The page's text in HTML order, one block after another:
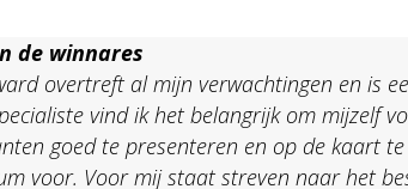
de winnares
overtreft al mijn verwachtingen en is
vind ik het belangrijk om mijzelf
goed te presenteren en op de kaart
voor. Voor mij staat streven naar het